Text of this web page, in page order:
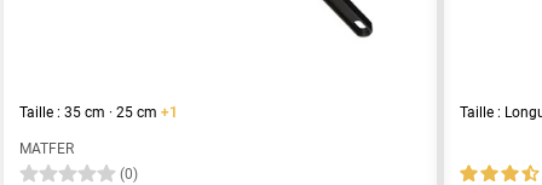
Taille : 35 cm · 25 cm +1
MATFER
(0)
Taille :